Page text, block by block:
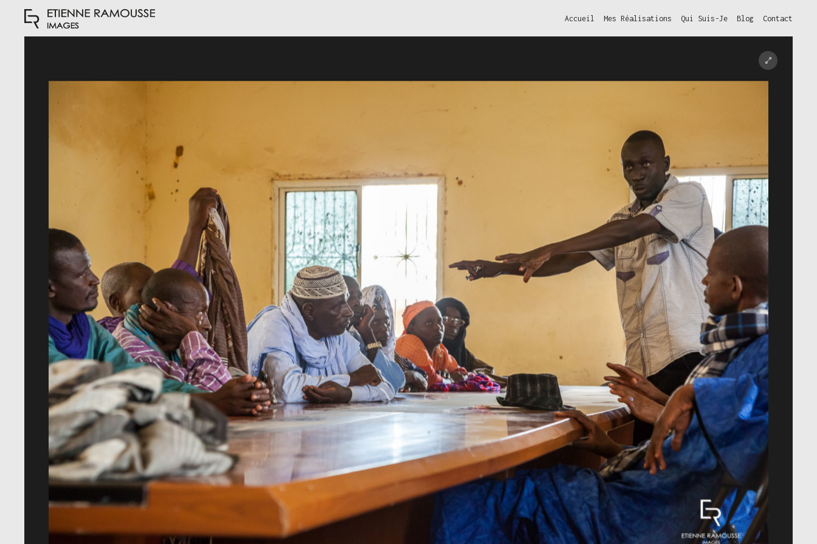
Accueil Mes Réalisations Qui Suis-Je Blog Contact